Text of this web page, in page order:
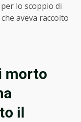
lo scoppio di
aveva raccolto
morto
il